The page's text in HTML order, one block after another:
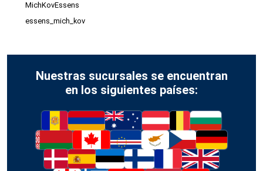
MichKovEssens
essens_mich_kov
Nuestras sucursales se encuentran
en los siguientes países: